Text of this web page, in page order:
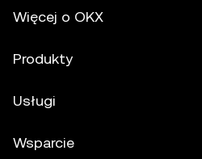
Więcej o OKX
Produkty
Usługi
Wsparcie